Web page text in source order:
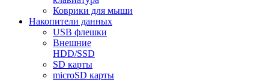
Коврики для мыши
Накопители данных
USB флешки
Внешние
HDD/SSD
SD карты
microSD карты